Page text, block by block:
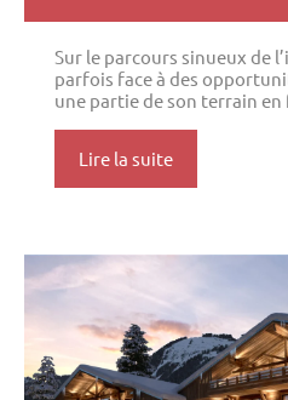
Sur le parcours sinueux de
parfois face à des
une partie de son terrain en
Lire la suite